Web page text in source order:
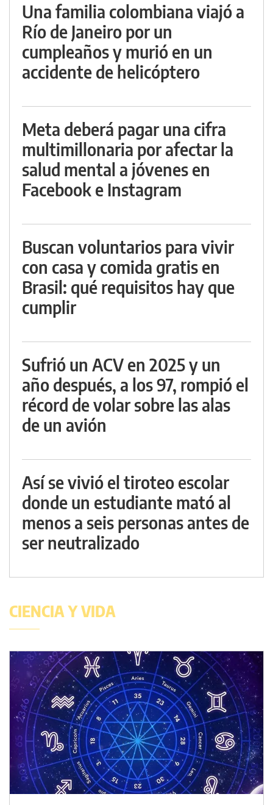
Una familia colombiana viajó a
Río de Janeiro por un
cumpleaños y murió en un
accidente de helicóptero
Meta deberá pagar una cifra
multimillonaria por afectar la
salud mental a jóvenes en
Facebook e Instagram
Buscan voluntarios para vivir
con casa y comida gratis en
Brasil: qué requisitos hay que
cumplir
Sufrió un ACV en 2025 y un
año después, a los 97, rompió el
récord de volar sobre las alas
de un avión
Así se vivió el tiroteo escolar
donde un estudiante mató al
menos a seis personas antes de
ser neutralizado
CIENCIA Y VIDA